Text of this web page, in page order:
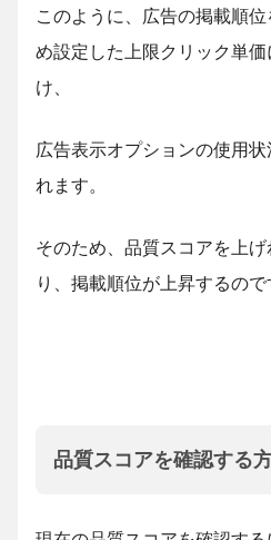
このように、広告の掲載順
め設定した上限クリック単
け、
広告表示オプションの使用
れます。
そのため、品質スコアを上
り、掲載順位が上昇するので
品質スコアを確認する